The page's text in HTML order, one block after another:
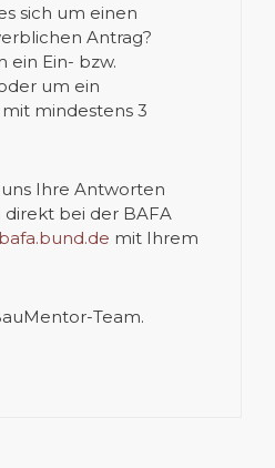
sich um einen
Antrag?
ein Ein- bzw.
um ein
mindestens 3
Ihre Antworten
bei der BAFA
mit Ihrem
Team.